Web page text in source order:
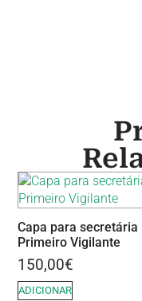
Capa para secretária
Primeiro Vigilante
150,00€
ADICIONAR